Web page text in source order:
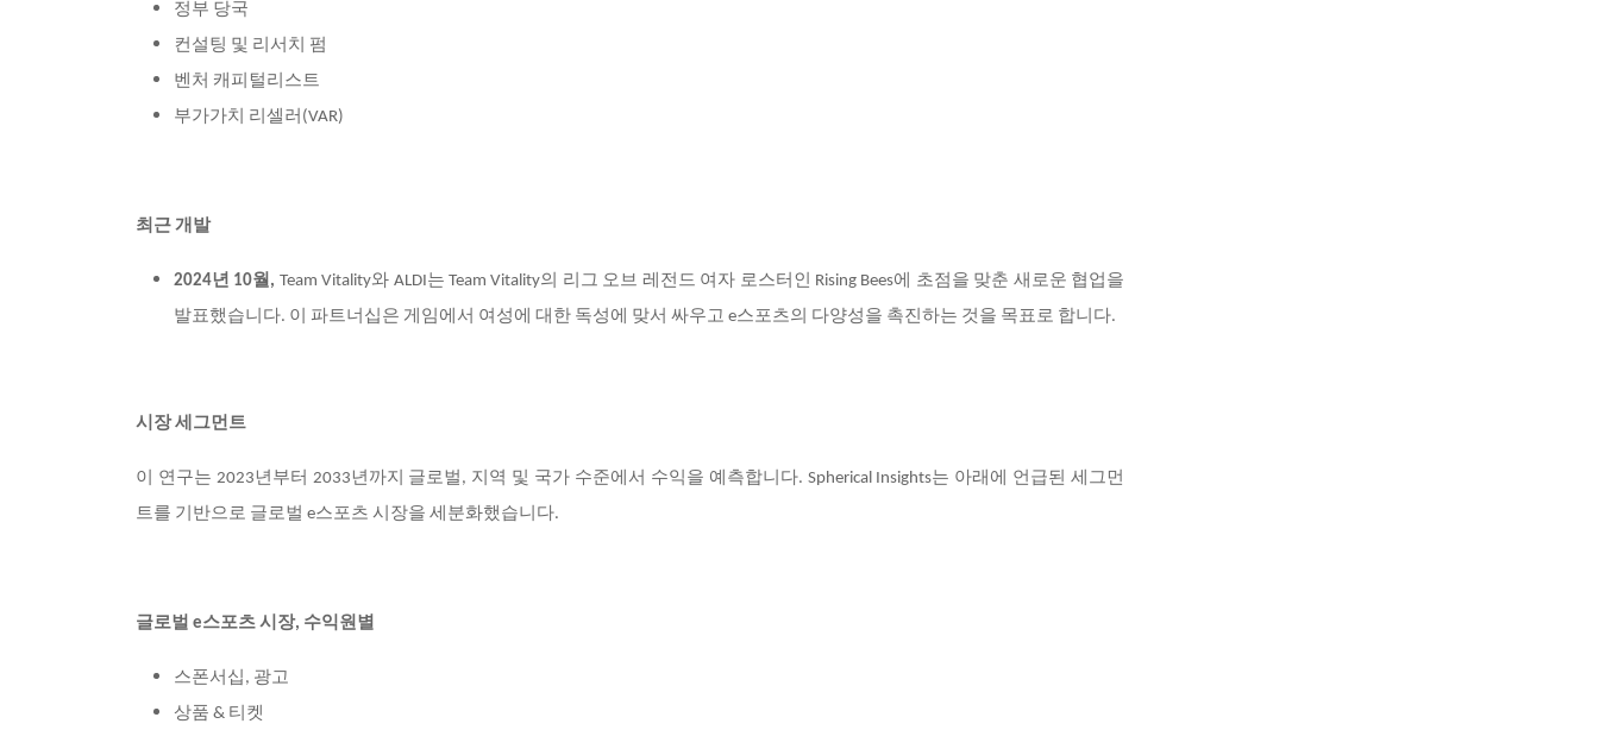
정부 당국
컨설팅 및 리서치 펌
벤처 캐피털리스트
부가가치 리셀러(VAR)
최근 개발
2024년 10월, Team Vitality와 ALDI는 Team Vitality의 리그 오브 레전드 여자 로스터인 Rising Bees에 초점을 맞춘 새로운 협업을
발표했습니다. 이 파트너십은 게임에서 여성에 대한 독성에 맞서 싸우고 e스포츠의 다양성을 촉진하는 것을 목표로 합니다.
시장 세그먼트
이 연구는 2023년부터 2033년까지 글로벌, 지역 및 국가 수준에서 수익을 예측합니다. Spherical Insights는 아래에 언급된 세그먼
트를 기반으로 글로벌 e스포츠 시장을 세분화했습니다.
글로벌 e스포츠 시장, 수익원별
스폰서십, 광고
상품 & 티켓